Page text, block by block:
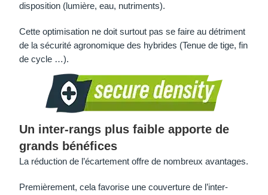
disposition (lumière, eau, nutriments).
Cette optimisation ne doit surtout pas se faire au détriment
de la sécurité agronomique des hybrides (Tenue de tige, fin
de cycle …).
Un inter-rangs plus faible apporte de
grands bénéfices
La réduction de l’écartement offre de nombreux avantages.
Premièrement, cela favorise une couverture de l’inter-